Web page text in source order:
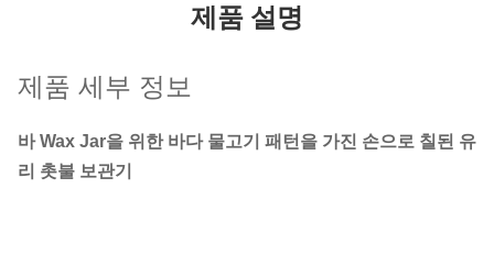
제품 설명
제품 세부 정보
바 Wax Jar을 위한 바다 물고기 패턴을 가진 손으로 칠된 유
리 촛불 보관기